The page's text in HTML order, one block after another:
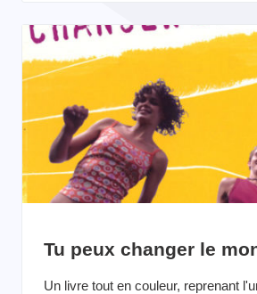
Tu peux changer le
Un livre tout en couleur, reprenant